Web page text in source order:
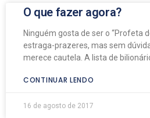
O que fazer agora?
Ninguém gosta de ser o “Profeta
estraga-prazeres, mas sem
merece cautela. A lista de
CONTINUAR LENDO
16 de agosto de 2017